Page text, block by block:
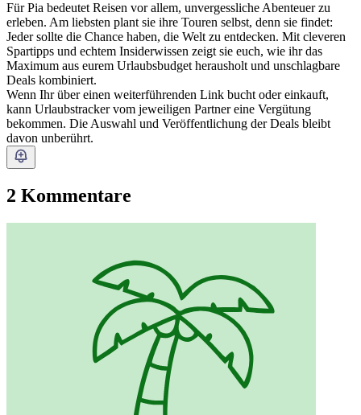
Für Pia bedeutet Reisen vor allem, unvergessliche Abenteuer zu
erleben. Am liebsten plant sie ihre Touren selbst, denn sie findet:
Jeder sollte die Chance haben, die Welt zu entdecken. Mit cleveren
Spartipps und echtem Insiderwissen zeigt sie euch, wie ihr das
Maximum aus eurem Urlaubsbudget herausholt und unschlagbare
Deals kombiniert.
Wenn Ihr über einen weiterführenden Link bucht oder einkauft,
kann Urlaubstracker vom jeweiligen Partner eine Vergütung
bekommen. Die Auswahl und Veröffentlichung der Deals bleibt
davon unberührt.
2 Kommentare